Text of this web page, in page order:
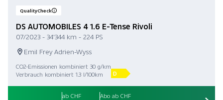
QualityCheck
DS AUTOMOBILES 4 1.6 E-Tense Rivoli
07/2023 - 34'344 km - 224 PS
Emil Frey Adrien-Wyss
CO2-Emissionen kombiniert 30 g/km
Verbrauch kombiniert 1.3 l/100km
D
ab CHF Abo ab CHF